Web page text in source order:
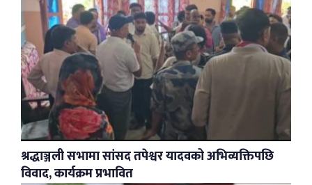
श्रद्धाञ्जली सभामा सांसद तपेश्वर यादवको अभिव्यक्तिपछि
विवाद, कार्यक्रम प्रभावित